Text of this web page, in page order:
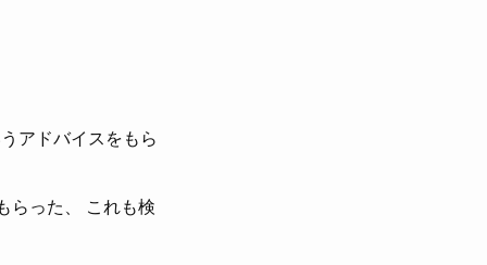
アドバイスをもら
らった、 これも検